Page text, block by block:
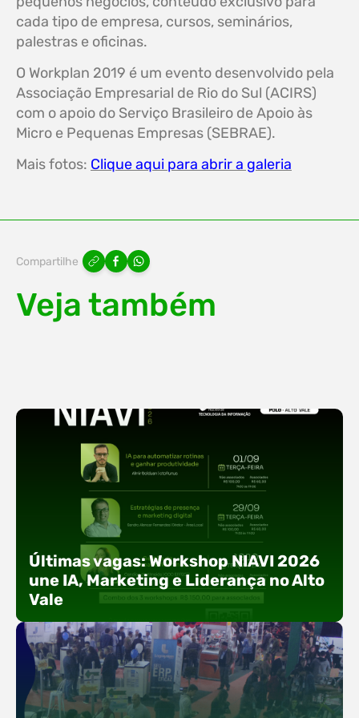
cada tipo de empresa, cursos, seminários,
palestras e oficinas.
O Workplan 2019 é um evento desenvolvido pela
Associação Empresarial de Rio do Sul (ACIRS)
com o apoio do Serviço Brasileiro de Apoio às
Micro e Pequenas Empresas (SEBRAE).
Mais fotos: Clique aqui para abrir a galeria
Compartilhe
Veja também
Últimas vagas: Workshop NIAVI 2026
une IA, Marketing e Liderança no Alto
Vale